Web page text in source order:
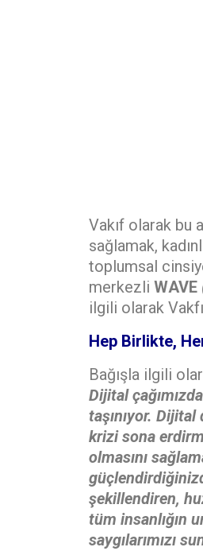
Vakıf olarak bu
sağlamak,
toplumsal
merkezli WAVE
ilgili olarak
Hep Birlikte,
Bağışla ilgili
Dijital
taşınıyor.
krizi sona
olmasını
şekillendiren,
tüm insanlığın
saygılarımızı